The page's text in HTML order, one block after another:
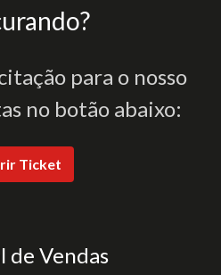
para o nosso
no botão abaixo:
Ticket
de Vendas